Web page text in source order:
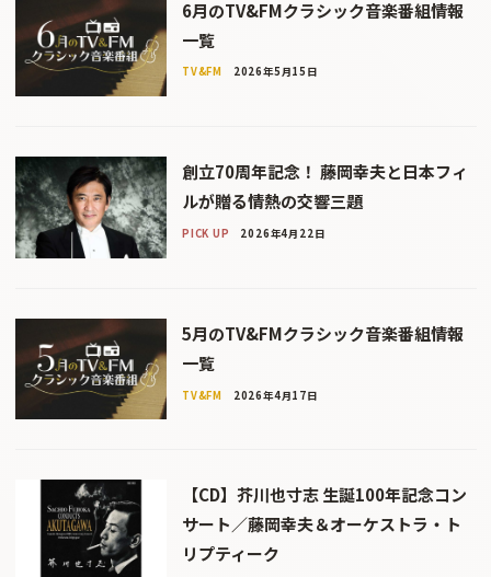
6月のTV&FMクラシック音楽番組情報
一覧
TV&FM 2026年5月15日
創立70周年記念！ 藤岡幸夫と日本フィ
ルが贈る情熱の交響三題
PICK UP 2026年4月22日
5月のTV&FMクラシック音楽番組情報
一覧
TV&FM 2026年4月17日
【CD】芥川也寸志 生誕100年記念コン
サート／藤岡幸夫＆オーケストラ・ト
リプティーク